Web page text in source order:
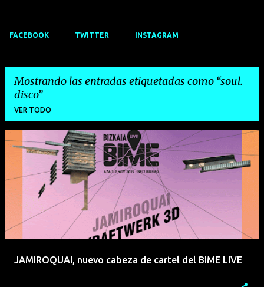
FACEBOOK TWITTER INSTAGRAM
Mostrando las entradas etiquetadas como soul.
disco
VER TODO
t
r
d
JAMIROQUAI, nuevo cabeza de cartel del BIME LIVE